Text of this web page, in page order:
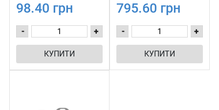
98.40 грн
- +
КУПИТИ
795.60 грн
- +
КУПИТИ